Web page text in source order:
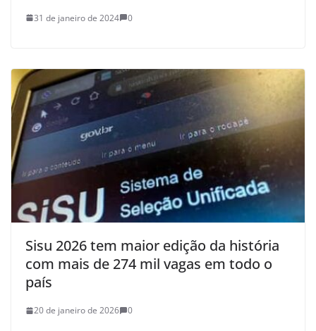
31 de janeiro de 2024 0
Sisu 2026 tem maior edição da história
com mais de 274 mil vagas em todo o
país
20 de janeiro de 2026 0